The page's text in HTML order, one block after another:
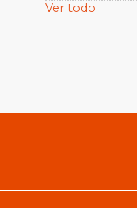
Ver todo